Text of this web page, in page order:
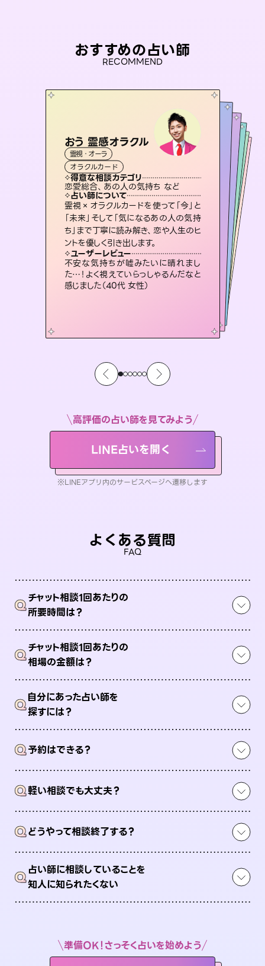
おすすめの占い師
RECOMMEND
おう 霊感オラクル
霊視・オーラ
オラクルカード
得意な相談カテゴリ
恋愛総合、あの人の気持ち など
占い師について
霊視×オラクルカードを使って「今」と
「未来」そして「気になるあの人の気持
ち」まで丁寧に読み解き、恋や人生のヒ
ントを優しく引き出します。
ユーザーレビュー
不安な気持ちが嘘みたいに晴れまし
た…！よく視えていらっしゃるんだなと
感じました（40代 女性）
未来視師＊花
霊視・オーラ
スピリチュアル・リーディング
得意な相談カテゴリ
出逢い、片想い、復縁 など
占い師について
未来には何パターンもの選択肢があり
ます。不安で視えにくくなっているあな
たの素敵な未来を見つけ、その未来を
選択できるようアドバイスします。
ユーザーレビュー
職場の人の性質や人間関係、本心など
本当によく視えていてびっくり。対策が
打てて前向きになれます（40代）
アイリス -iris-
西洋占星術
ルーン
得意な相談カテゴリ
恋愛総合、片想い、二人の未来 など
占い師について
復縁、恋愛、不倫の行方、同性愛や片
思い、仕事関係や借金問題まで知りた
いことや心の負担になっていることを
紐解き、背中をそっと押して導きます。
ユーザーレビュー
安心感のあり、言い切ってくれる所や濁
さない鑑定のおかげで、毎回自分の気
持ちを整えられます（30代 男性）
彗望
霊視・オーラ
スピリチュアル・リーディング
得意な相談カテゴリ
片想い、あの人の気持ち、復縁 など
占い師について
3,700年以上の歴史を持つ東洋最古の占術「易占」で詳細まで占い、幸せへ向かう道筋を示します。厳しい結果にも具体的な対策をお伝えします。
ユーザーレビュー
複雑な背景もしっかり聞いて鑑定して
いただけました。気持ちが楽になりまし
た（50代 女性）
セラピスト理恵
スピリチュアル・リーディング
得意な相談カテゴリ
片想い、二人の未来、年の差 など
占い師について
連絡再開、復縁、成就などの報告実績
多数。セラピストとして2万超の施術経
験があるからこそできる鑑定で、より良
い未来をサポートします。
ユーザーレビュー
とても心温まる鑑定でした。しかもこち
らは何も言っていないのに視えていらっ
しゃるんだなと驚きです（30代女性）
霊視・オーラ タロット
スピリチュアル・リーディング
得意な相談カテゴリ
片想い、あの人の気持ち、復縁 など
占い師について
恋愛のお悩みの中でも特に「曖昧な関
係」の相談を得意としており、友達以上
恋人未満なお相手との今後や本音を丁
寧に読み解き恋愛成就へと導きます。
ユーザーレビュー
鑑定していただいてアドバイス通りに行
動すると仲が復活してきました。ありが
とうございました（40代 女性）
高評価の占い師を見てみよう
LINE占いを開く
※LINEアプリ内のサービスページへ遷移します
よくある質問
FAQ
Qチャット相談1回あたりの
所要時間は？
Qチャット相談1回あたりの
相場の金額は？
Q自分にあった占い師を
探すには？
Q予約はできる？
Q軽い相談でも大丈夫？
Qどうやって相談終了する？
Q占い師に相談していることを
知人に知られたくない
準備OK！さっそく占いを始めよう